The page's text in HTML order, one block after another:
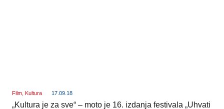
Film Kultura 17.09.18
„Kultura je za sve“ – moto je 16. izdanja festivala „Uhvati